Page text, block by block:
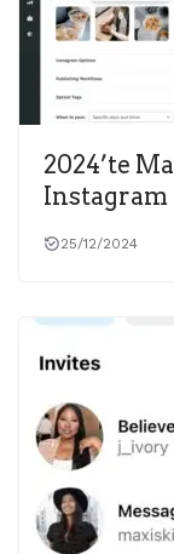
2024’te
Instagram
25/12/2024